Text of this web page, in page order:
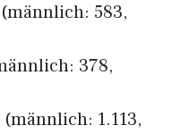
(männlich: 583,
378,
1.113,